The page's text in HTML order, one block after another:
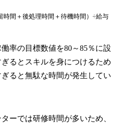
時間＋後処理時間＋待機時間）÷給与
率の目標数値を80～85％に設
るとスキルを身につけるため
ると無駄な時間が発生してい
ーでは研修時間が多いため、